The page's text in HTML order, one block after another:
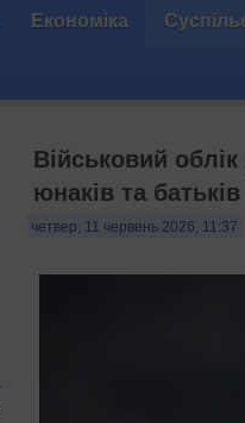
Економіка
Військовий
юнаків та батьків
четвер, 11 червень 2026, 11:37